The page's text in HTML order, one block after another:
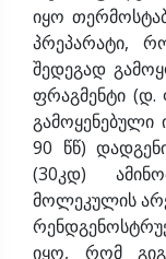
იყო
პრეპარატი,
შედეგად
ფრაგმენტი (დ.
გამოყენებული
90 წწ)
(30კდ)
მოლეკულის
იყო, რომ